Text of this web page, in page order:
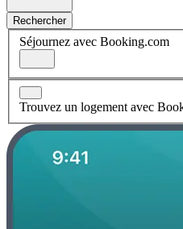
Rechercher
Séjournez avec Booking.com
Trouvez un logement avec